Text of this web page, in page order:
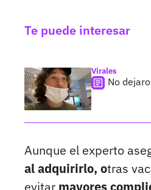
Te puede interesar
Virales
No
Aunque el experto
al adquirirlo, otras